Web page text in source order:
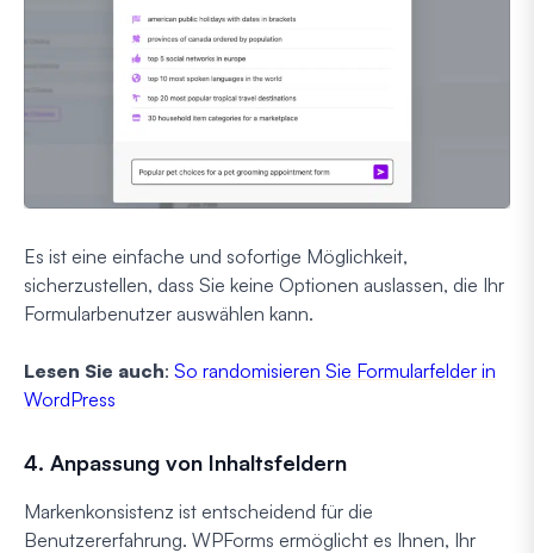
Es ist eine einfache und sofortige Möglichkeit,
sicherzustellen, dass Sie keine Optionen auslassen, die Ihr
Formularbenutzer auswählen kann.
Lesen Sie auch: So randomisieren Sie Formularfelder in
WordPress
4. Anpassung von Inhaltsfeldern
Markenkonsistenz ist entscheidend für die
Benutzererfahrung. WPForms ermöglicht es Ihnen, Ihr